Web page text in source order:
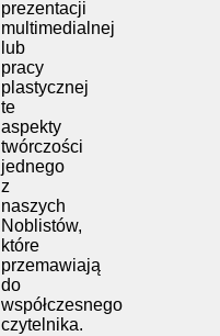
prezentacji
multimedialnej
lub
pracy
plastycznej
te
aspekty
twórczości
jednego
z
naszych
Noblistów,
które
przemawiają
do
współczesnego
czytelnika.